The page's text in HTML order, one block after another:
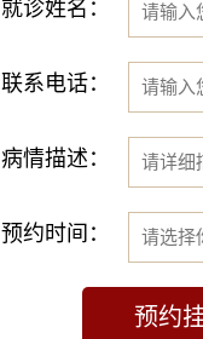
就诊姓名：
联系电话：
病情描述：
预约时间：